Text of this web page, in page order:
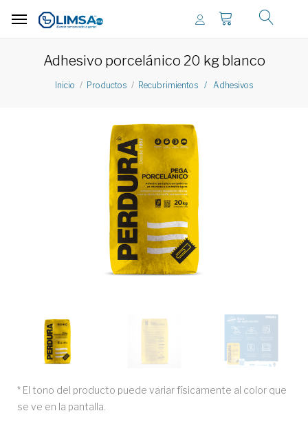
Adhesivo porcelánico 20 kg blanco
Inicio Productos Recubrimientos / Adhesivos
* El tono del producto puede variar físicamente al color que
se ve en la pantalla.